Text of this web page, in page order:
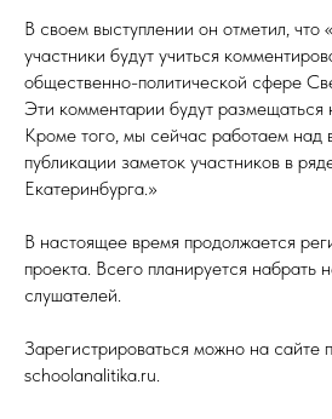
В своем выступлении он отметил, что
участники будут учиться
общественно-политической сфере
Эти комментарии будут размещаться
Кроме того, мы сейчас работаем над
публикации заметок участников в
Екатеринбурга.»
В настоящее время продолжается
проекта. Всего планируется набрать
слушателей.
Зарегистрироваться можно на сайте
schoolanalitika.ru.